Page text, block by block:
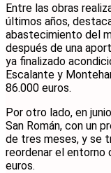
Entre las obras
últimos años,
abastecimiento del
después de una
ya finalizado
Escalante y
86.000 euros.
Por otro lado, en
San Román, con un
de tres meses, y se
reordenar el entorno
euros.